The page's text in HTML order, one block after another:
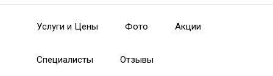
Услуги и Цены Фото Акции
Специалисты Отзывы